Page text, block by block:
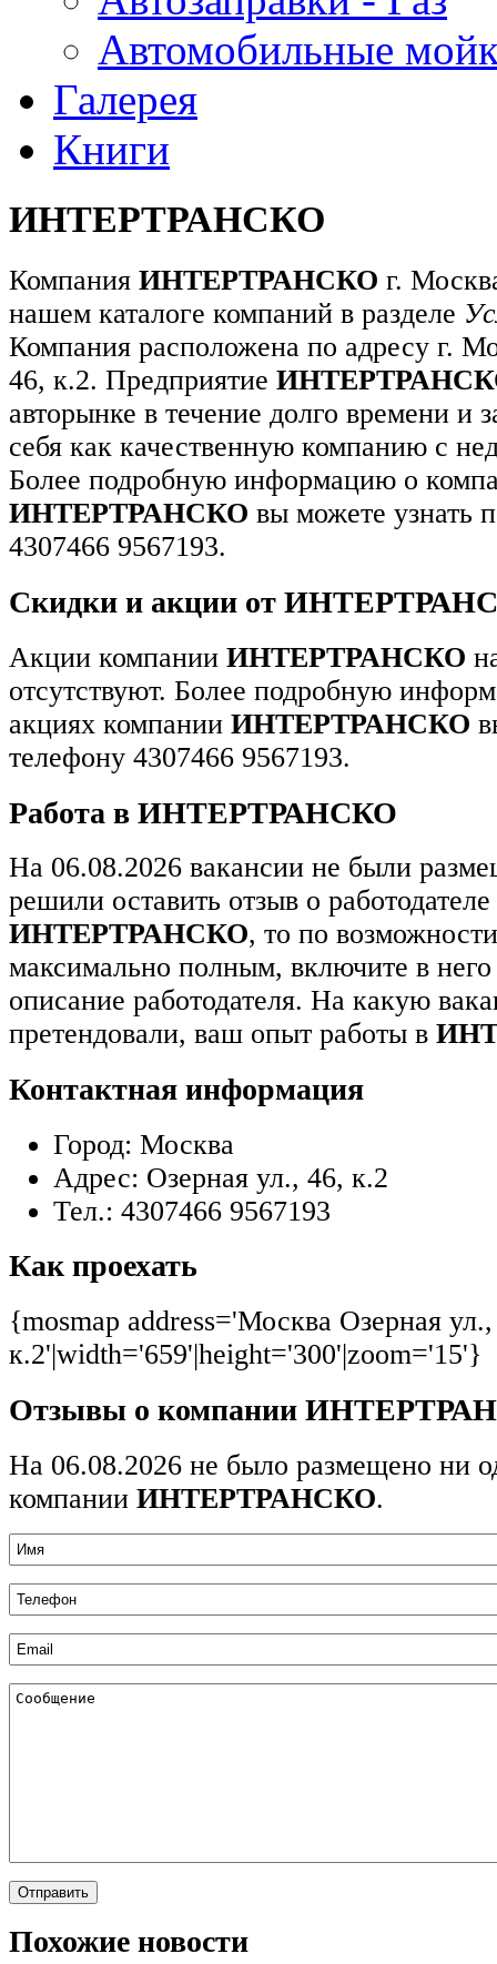
Автомобильные
Галерея
Книги
ИНТЕРТРАНСКО
Компания ИНТЕРТРАНСКО г.
нашем каталоге компаний в разделе
Компания расположена по адресу г.
46, к.2. Предприятие
авторынке в течение долго времени и
себя как качественную компанию с
Более подробную информацию о
ИНТЕРТРАНСКО вы можете узнать
4307466 9567193.
Скидки и акции от
Акции компании ИНТЕРТРАНСКО
отсутствуют. Более подробную
акциях компании ИНТЕРТРАНСКО
телефону 4307466 9567193.
Работа в ИНТЕРТРАНСКО
На 06.08.2026 вакансии не были
решили оставить отзыв о работодателе
ИНТЕРТРАНСКО, то по
максимально полным, включите в
описание работодателя. На какую
претендовали, ваш опыт работы в
Контактная информация
Город: Москва
Адрес: Озерная ул., 46, к.2
Тел.: 4307466 9567193
Как проехать
{mosmap address='Москва Озерная
к.2'|width='659'|height='300'|zoom='15'}
Отзывы о компании
На 06.08.2026 не было размещено ни
компании ИНТЕРТРАНСКО.
Похожие новости